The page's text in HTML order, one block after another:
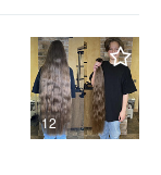
12